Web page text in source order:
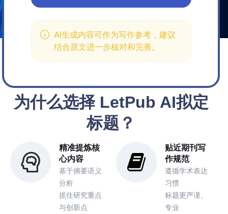
AI生成内容可作为写作参考，建议
结合原文进一步核对和完善。
为什么选择 LetPub AI拟定
标题？
精准提炼核
心内容
基于摘要语义
分析
抓住研究重点
与创新点
贴近期刊写
作规范
遵循学术表达
习惯
标题更严谨、
专业